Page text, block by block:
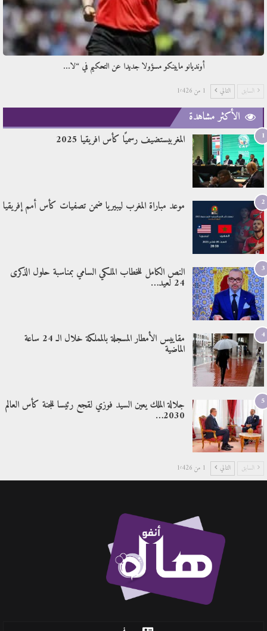
أونديانو مايينكو مسؤولا جديدا عن التحكيم في “لا…
السابق التالي 1 من 1٬426
الأكثر مشاهدة
1 المغربيستضيف رسميًا كأس افريقيا 2025
2 موعد مباراة المغرب ليبيريا ضمن تصفيات كأس أمم إفريقيا
3 النص الكامل للخطاب الملكي السامي بمناسبة حلول الذكرى
24 لعيد…
4 مقاييس الأمطار المسجلة بالمملكة خلال الـ 24 ساعة
الماضية
5 جلالة الملك يعين السيد فوزي لقجع رئيسا للجنة كأس العالم
2030…
السابق التالي 1 من 1٬426